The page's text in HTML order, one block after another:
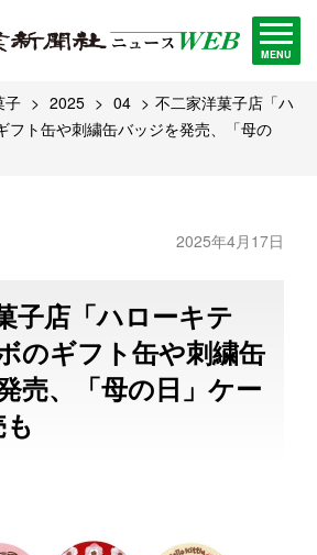
MENU
子 2025 04
不二家洋菓子店「ハ
フト缶や刺繍缶バッジを発売、「母の
2025年4月17日
子店「ハローキテ
のギフト缶や刺繍缶
売、「母の日」ケー